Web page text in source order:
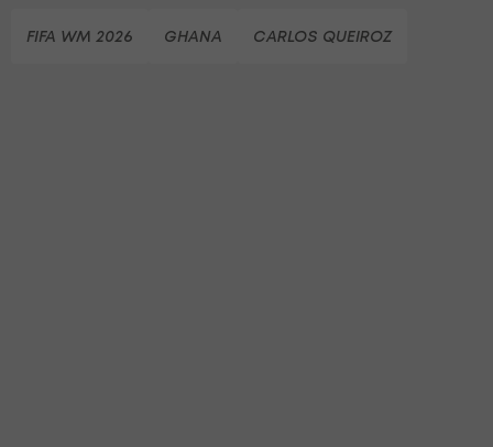
FIFA WM 2026 GHANA CARLOS QUEIROZ